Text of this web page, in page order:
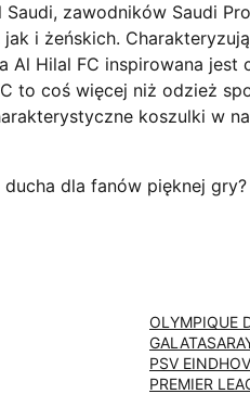
zawodników Saudi
i żeńskich.
Hilal FC inspirowana
to coś więcej niż odzież
koszulki w
dla fanów pięknej
OLYMPIQUE
PSV
PREMIER